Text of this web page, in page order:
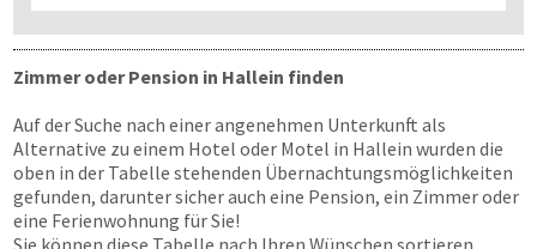
Zimmer oder Pension in Hallein finden
Auf der Suche nach einer angenehmen Unterkunft als
Alternative zu einem Hotel oder Motel in Hallein wurden die
oben in der Tabelle stehenden Übernachtungsmöglichkeiten
gefunden, darunter sicher auch eine Pension, ein Zimmer oder
eine Ferienwohnung für Sie!
Sie können diese Tabelle nach Ihren Wünschen sortieren,